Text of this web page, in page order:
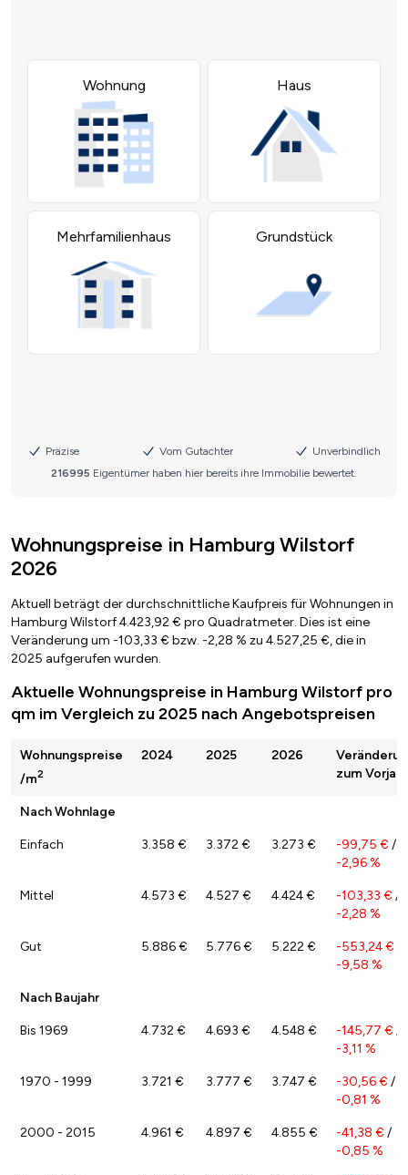
Wohnungspreise in Hamburg Wilstorf
2026
Aktuell beträgt der durchschnittliche Kaufpreis für Wohnungen in
Hamburg Wilstorf 4.423,92 € pro Quadratmeter. Dies ist eine
Veränderung um -103,33 € bzw. -2,28 % zu 4.527,25 €, die in
2025 aufgerufen wurden.
Aktuelle Wohnungspreise in Hamburg Wilstorf pro
qm im Vergleich zu 2025 nach Angebotspreisen
Wohnungspreise
/m2
2024 2025 2026
zum Vorjahr
Nach Wohnlage
Einfach 3.358 € 3.372 € 3.273 € -99,75 € /
-2,96 %
Mittel 4.573 € 4.527 € 4.424 € -103,33 € /
-2,28 %
Gut 5.886 € 5.776 € 5.222 € -553,24 €
-9,58 %
Nach Baujahr
Bis 1969 4.732 € 4.693 € 4.548 € -145,77 € /
-3,11 %
1970 - 1999 3.721 € 3.777 € 3.747 € -30,56 € /
-0,81 %
2000 - 2015 4.961 € 4.897 € 4.855 € -41,38 € /
-0,85 %